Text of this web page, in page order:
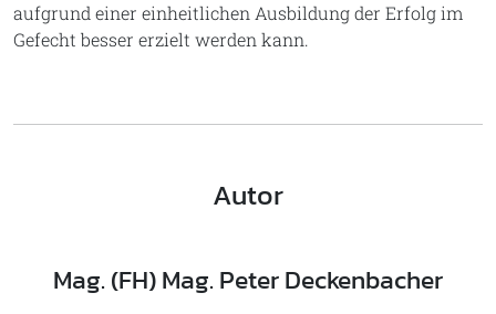
aufgrund einer einheitlichen Ausbildung der Erfolg im
Gefecht besser erzielt werden kann.
Autor
Mag. (FH) Mag. Peter Deckenbacher